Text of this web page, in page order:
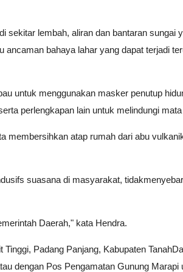
lembah, aliran dan bantaran sungai
bahaya lahar yang dapat terjadi
untuk menggunakan masker penutup
perlengkapan lain untuk melindungi
membersihkan atap rumah dari abu
suasana di masyarakat,
Daerah," kata Hendra.
Padang Panjang, Kabupaten
dengan Pos Pengamatan Gunung Marapi